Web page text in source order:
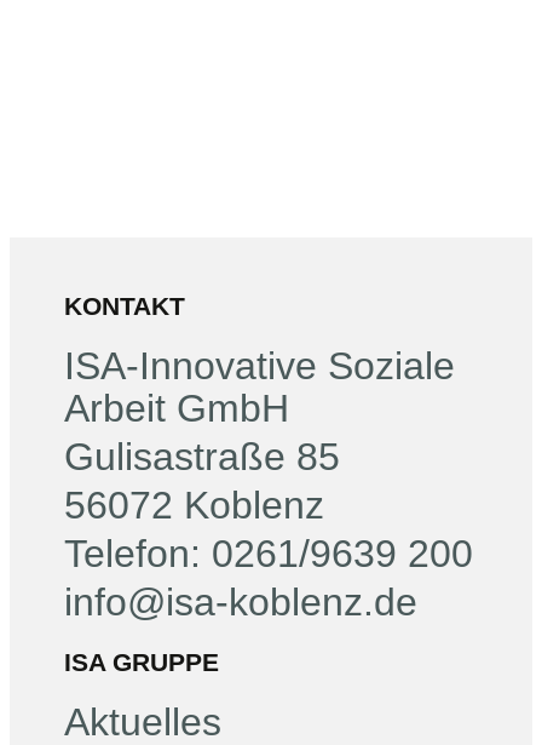
KONTAKT
ISA-Innovative Soziale
Arbeit GmbH
Gulisastraße 85
56072 Koblenz
Telefon: 0261/9639 200
info@isa-koblenz.de
ISA GRUPPE
Aktuelles